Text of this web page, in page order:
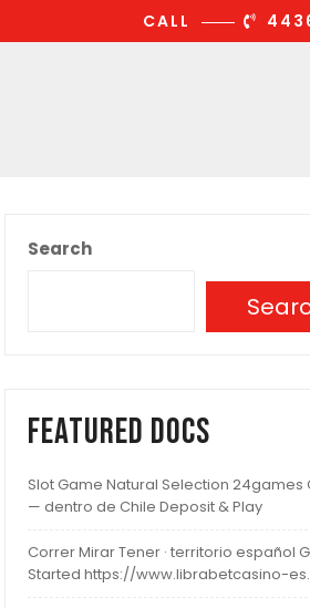
CALL
Search
Featured Docs
Slot Game Natural Selection 24games
— dentro de Chile Deposit & Play
Correr Mirar Tener · territorio español
Started https://www.librabetcasino-